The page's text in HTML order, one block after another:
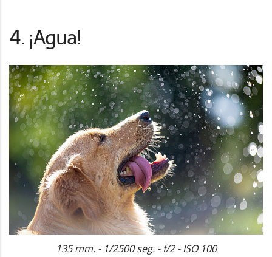
4. ¡Agua!
135 mm. - 1/2500 seg. - f/2 - ISO 100